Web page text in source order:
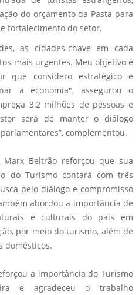
do orçamento da Pasta para
fortalecimento do setor.
as cidades-chave em cada
mais urgentes. Meu objetivo é
que considero estratégico e
a economia", assegurou o
3,2 milhões de pessoas e
será de manter o diálogo
complementou.
Beltrão reforçou que sua
do Turismo contará com três
pelo diálogo e compromisso
abordou a importância de
e culturais do país em
por meio do turismo, além de
domésticos.
a importância do Turismo
e agradeceu o trabalho